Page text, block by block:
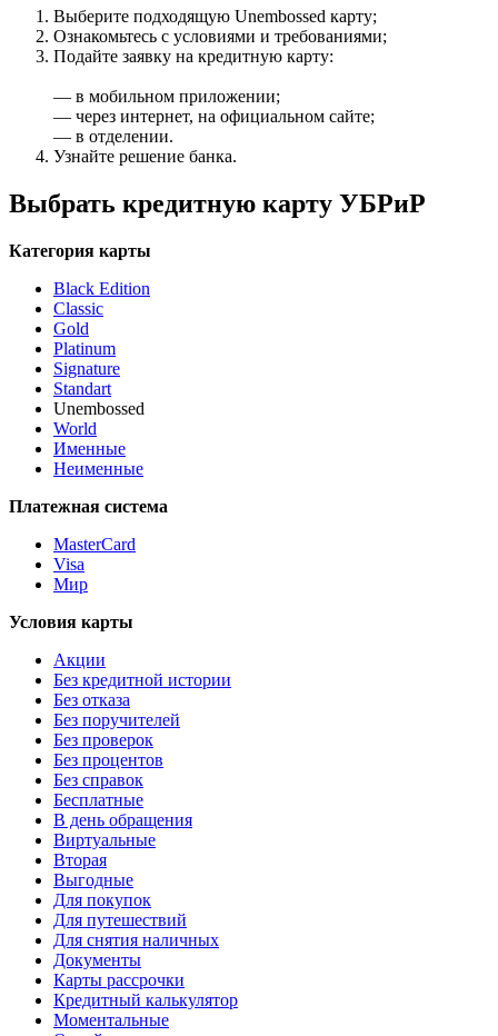
Выберите подходящую Unembossed карту;
Ознакомьтесь с условиями и требованиями;
Подайте заявку на кредитную карту:
— в мобильном приложении;
— через интернет, на официальном сайте;
— в отделении.
Узнайте решение банка.
Выбрать кредитную карту УБРиР
Категория карты
Black Edition
Classic
Gold
Platinum
Signature
Standart
Unembossed
World
Именные
Неименные
Платежная система
MasterCard
Visa
Мир
Условия карты
Акции
Без кредитной истории
Без отказа
Без поручителей
Без проверок
Без процентов
Без справок
Бесплатные
В день обращения
Виртуальные
Вторая
Выгодные
Для покупок
Для путешествий
Для снятия наличных
Документы
Карты рассрочки
Кредитный калькулятор
Моментальные